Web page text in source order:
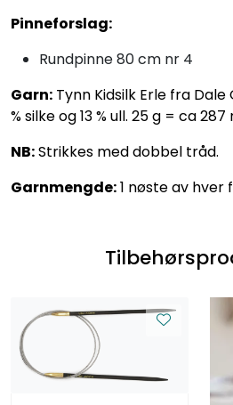
Pinneforslag:
Rundpinne 80 cm nr 4
Garn: Tynn Kidsilk Erle fra Dale
% silke og 13 % ull. 25 g = ca 287
NB:Strikkes med dobbel tråd.
Garnmengde:1 nøste av hver